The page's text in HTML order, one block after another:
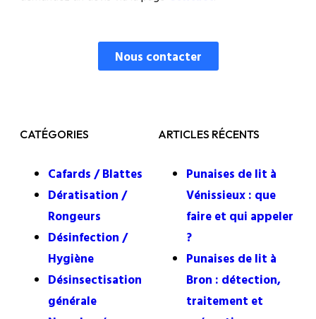
Nous contacter
CATÉGORIES
Cafards / Blattes
Dératisation /
Rongeurs
Désinfection /
Hygiène
Désinsectisation
générale
ARTICLES RÉCENTS
Punaises de lit à
Vénissieux : que
faire et qui appeler
?
Punaises de lit à
Bron : détection,
traitement et